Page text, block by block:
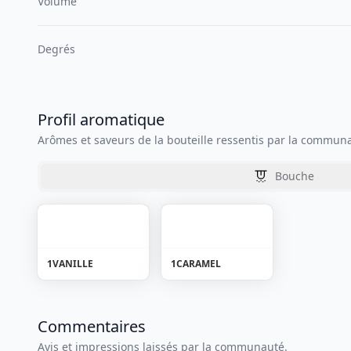
Degrés
Profil aromatique
Arômes et saveurs de la bouteille ressentis par la
Bouche
1VANILLE 1CARAMEL
Commentaires
Avis et impressions laissés par la communauté.